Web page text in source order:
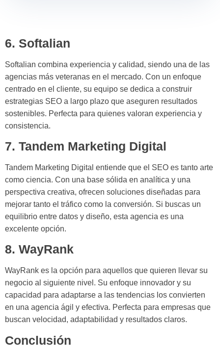
6. Softalian
Softalian combina experiencia y calidad, siendo una de las
agencias más veteranas en el mercado. Con un enfoque
centrado en el cliente, su equipo se dedica a construir
estrategias SEO a largo plazo que aseguren resultados
sostenibles. Perfecta para quienes valoran experiencia y
consistencia.
7. Tandem Marketing Digital
Tandem Marketing Digital entiende que el SEO es tanto arte
como ciencia. Con una base sólida en analítica y una
perspectiva creativa, ofrecen soluciones diseñadas para
mejorar tanto el tráfico como la conversión. Si buscas un
equilibrio entre datos y diseño, esta agencia es una
excelente opción.
8. WayRank
WayRank es la opción para aquellos que quieren llevar su
negocio al siguiente nivel. Su enfoque innovador y su
capacidad para adaptarse a las tendencias los convierten
en una agencia ágil y efectiva. Perfecta para empresas que
buscan velocidad, adaptabilidad y resultados claros.
Conclusión